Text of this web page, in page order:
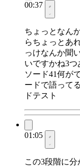
00:37
ちょっとなん
らちょっとあ
っけなんか聞
いですかね3
ソード41何が
ードで語って
ドテスト
01:05
この3段階に